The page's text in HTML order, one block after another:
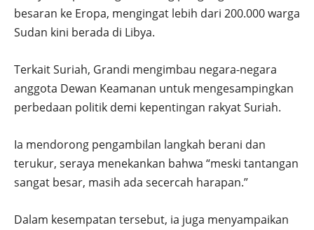
besaran ke Eropa, mengingat lebih dari 200.000 warga
Sudan kini berada di Libya.
Terkait Suriah, Grandi mengimbau negara-negara
anggota Dewan Keamanan untuk mengesampingkan
perbedaan politik demi kepentingan rakyat Suriah.
Ia mendorong pengambilan langkah berani dan
terukur, seraya menekankan bahwa “meski tantangan
sangat besar, masih ada secercah harapan.”
Dalam kesempatan tersebut, ia juga menyampaikan